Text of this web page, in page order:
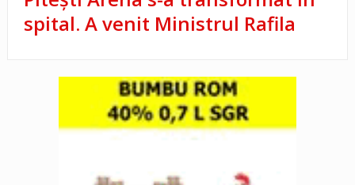
spital. A venit Ministrul Rafila